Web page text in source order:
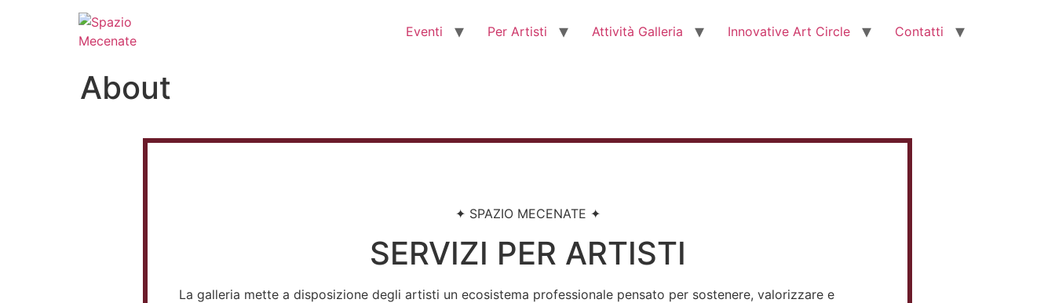
Eventi Per Artisti Attività Galleria Innovative Art Circle Contatti
About
✦ SPAZIO MECENATE ✦
SERVIZI PER ARTISTI
La galleria mette a disposizione degli artisti un ecosistema professionale pensato per sostenere, valorizzare e